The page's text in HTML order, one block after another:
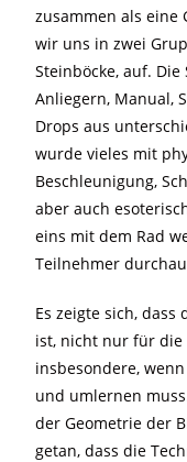
zusammen als
wir uns in zwei
Steinböcke, auf.
Anliegern, Manual,
Drops aus
wurde vieles mit
Beschleunigung,
aber auch
eins mit dem Rad
Teilnehmer
Es zeigte sich,
ist, nicht nur für die
insbesondere,
und umlernen
der Geometrie der
getan, dass die